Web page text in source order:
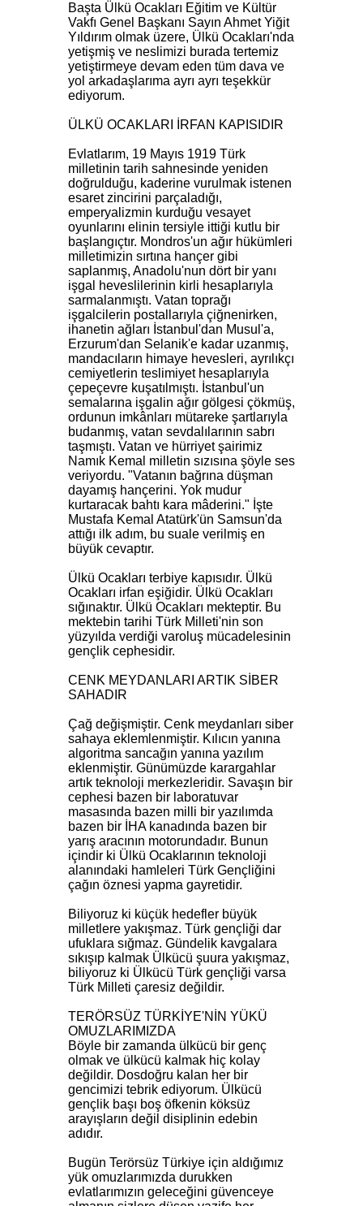
Başta Ülkü Ocakları Eğitim ve Kültür
Vakfı Genel Başkanı Sayın Ahmet Yiğit
Yıldırım olmak üzere, Ülkü Ocakları'nda
yetişmiş ve neslimizi burada tertemiz
yetiştirmeye devam eden tüm dava ve
yol arkadaşlarıma ayrı ayrı teşekkür
ediyorum.
ÜLKÜ OCAKLARI İRFAN KAPISIDIR
Evlatlarım, 19 Mayıs 1919 Türk
milletinin tarih sahnesinde yeniden
doğrulduğu, kaderine vurulmak istenen
esaret zincirini parçaladığı,
emperyalizmin kurduğu vesayet
oyunlarını elinin tersiyle ittiği kutlu bir
başlangıçtır. Mondros'un ağır hükümleri
milletimizin sırtına hançer gibi
saplanmış, Anadolu'nun dört bir yanı
işgal heveslilerinin kirli hesaplarıyla
sarmalanmıştı. Vatan toprağı
işgalcilerin postallarıyla çiğnenirken,
ihanetin ağları İstanbul'dan Musul'a,
Erzurum'dan Selanik'e kadar uzanmış,
mandacıların himaye hevesleri, ayrılıkçı
cemiyetlerin teslimiyet hesaplarıyla
çepeçevre kuşatılmıştı. İstanbul'un
semalarına işgalin ağır gölgesi çökmüş,
ordunun imkânları mütareke şartlarıyla
budanmış, vatan sevdalılarının sabrı
taşmıştı. Vatan ve hürriyet şairimiz
Namık Kemal milletin sızısına şöyle ses
veriyordu. "Vatanın bağrına düşman
dayamış hançerini. Yok mudur
kurtaracak bahtı kara mâderini." İşte
Mustafa Kemal Atatürk'ün Samsun'da
attığı ilk adım, bu suale verilmiş en
büyük cevaptır.
Ülkü Ocakları terbiye kapısıdır. Ülkü
Ocakları irfan eşiğidir. Ülkü Ocakları
sığınaktır. Ülkü Ocakları mekteptir. Bu
mektebin tarihi Türk Milleti'nin son
yüzyılda verdiği varoluş mücadelesinin
gençlik cephesidir.
CENK MEYDANLARI ARTIK SİBER
SAHADIR
Çağ değişmiştir. Cenk meydanları siber
sahaya eklemlenmiştir. Kılıcın yanına
algoritma sancağın yanına yazılım
eklenmiştir. Günümüzde karargahlar
artık teknoloji merkezleridir. Savaşın bir
cephesi bazen bir laboratuvar
masasında bazen milli bir yazılımda
bazen bir İHA kanadında bazen bir
yarış aracının motorundadır. Bunun
içindir ki Ülkü Ocaklarının teknoloji
alanındaki hamleleri Türk Gençliğini
çağın öznesi yapma gayretidir.
Biliyoruz ki küçük hedefler büyük
milletlere yakışmaz. Türk gençliği dar
ufuklara sığmaz. Gündelik kavgalara
sıkışıp kalmak Ülkücü şuura yakışmaz,
biliyoruz ki Ülkücü Türk gençliği varsa
Türk Milleti çaresiz değildir.
TERÖRSÜZ TÜRKİYE'NİN YÜKÜ
OMUZLARIMIZDA
Böyle bir zamanda ülkücü bir genç
olmak ve ülkücü kalmak hiç kolay
değildir. Dosdoğru kalan her bir
gencimizi tebrik ediyorum. Ülkücü
gençlik başı boş öfkenin köksüz
arayışların değil disiplinin edebin
adıdır.
Bugün Terörsüz Türkiye için aldığımız
yük omuzlarımızda durukken
evlatlarımızın geleceğini güvenceye